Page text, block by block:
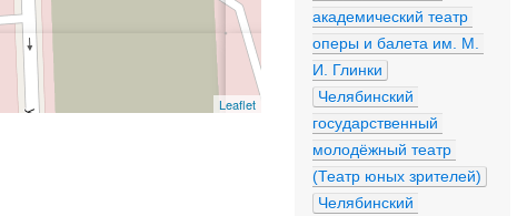
Leaflet
академический театр
оперы и балета им. М.
И. Глинки
Челябинский
государственный
молодёжный театр
(Театр юных зрителей)
Челябинский